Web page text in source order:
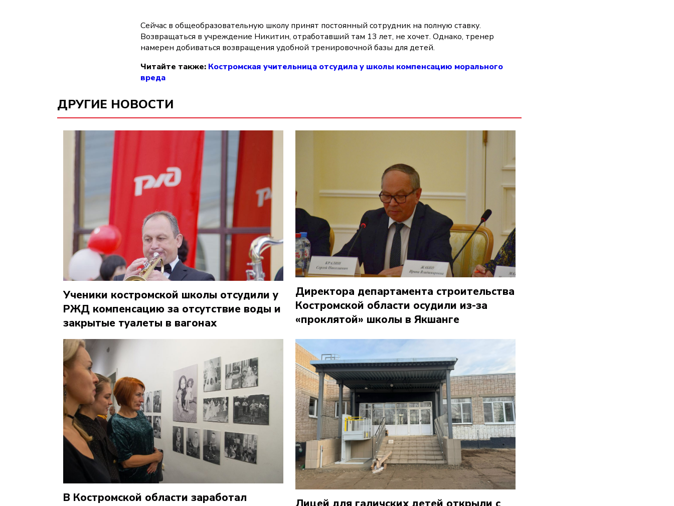
Сейчас в общеобразовательную школу принят постоянный сотрудник на полную ставку.
Возвращаться в учреждение Никитин, отработавший там 13 лет, не хочет. Однако, тренер
намерен добиваться возвращения удобной тренировочной базы для детей.
Читайте также: Костромская учительница отсудила у школы компенсацию морального
вреда
ДРУГИЕ НОВОСТИ
Ученики костромской школы отсудили у
РЖД компенсацию за отсутствие воды и
закрытые туалеты в вагонах
Директора департамента строительства
Костромской области осудили из-за
«проклятой» школы в Якшанге
В Костромской области заработал